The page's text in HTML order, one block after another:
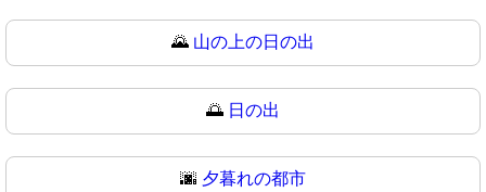
🌄 山の上の日の出
🌅 日の出
🌆 夕暮れの都市